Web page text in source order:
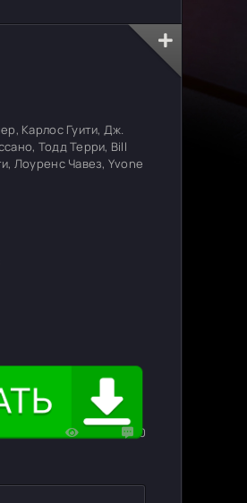
0
Карлос Гуити, Дж.
Тодд Терри, Bill
Лоуренс Чавез, Yvone